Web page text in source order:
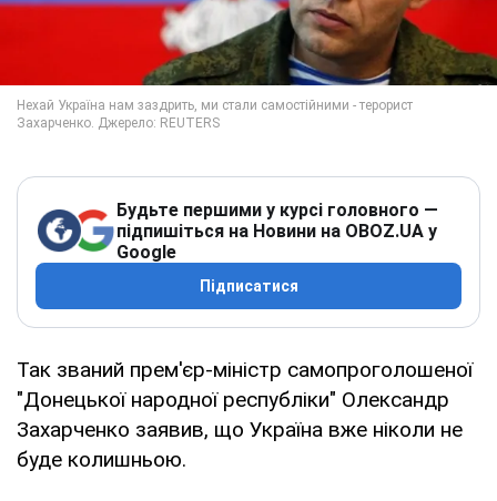
Будьте першими у курсі головного —
підпишіться на Новини на OBOZ.UA у
Google
Підписатися
Так званий прем'єр-міністр самопроголошеної
"Донецької народної республіки" Олександр
Захарченко заявив, що Україна вже ніколи не
буде колишньою.